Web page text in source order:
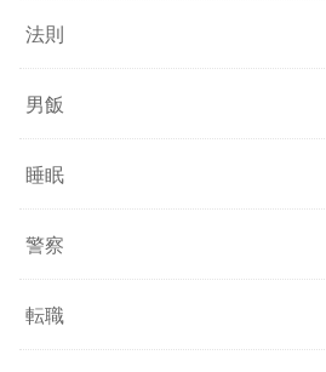
法則
男飯
睡眠
警察
転職